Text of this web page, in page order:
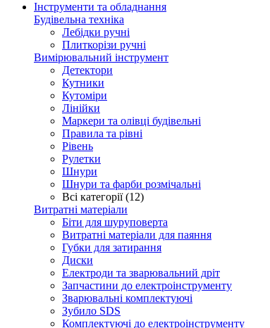
Інструменти та обладнання
Будівельна техніка
Лебідки ручні
Плиткорізи ручні
Вимірювальний інструмент
Детектори
Кутники
Кутоміри
Лінійки
Маркери та олівці будівельні
Правила та рівні
Рівень
Рулетки
Шнури
Шнури та фарби розмічальні
Всі категорії (12)
Витратні матеріали
Біти для шуруповерта
Витратні матеріали для паяння
Губки для затирання
Диски
Електроди та зварювальний дріт
Запчастини до електроінструменту
Зварювальні комплектуючі
Зубило SDS
Комплектуючі до електроінструменту